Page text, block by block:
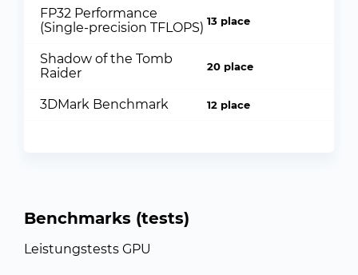
FP32 Performance
(Single-precision TFLOPS) 13 place
Shadow of the Tomb
Raider
20 place
3DMark Benchmark 12 place
Benchmarks (tests)
Leistungstests GPU